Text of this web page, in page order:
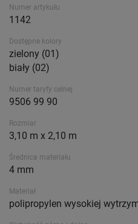
Numer artykułu
1142
Dostępne kolory
zielony (01)
biały (02)
Numer taryfy celnej
9506 99 90
Rozmiar
3,10 m x 2,10 m
Średnica materiału
4 mm
Materiał
polipropylen wysokiej